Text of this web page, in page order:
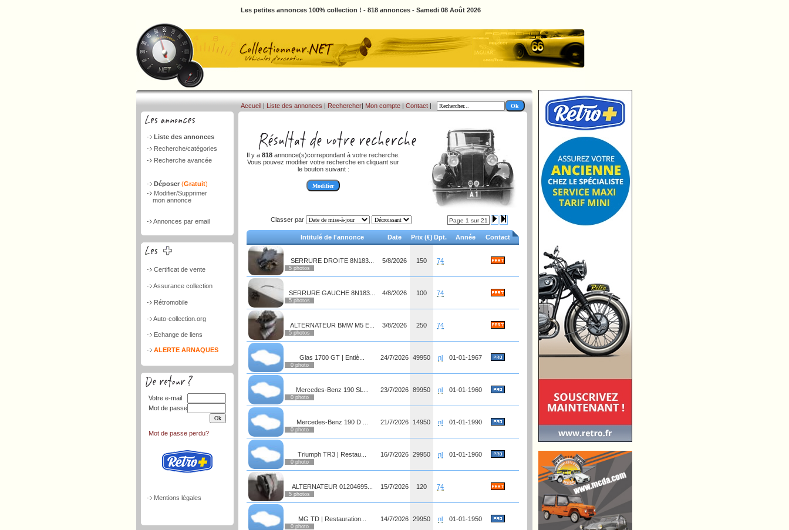
Les petites annonces 100% collection ! - 818 annonces - Samedi 08 Août 2026
Liste des annonces
Recherche/catégories
Recherche avancée
Déposer (Gratuit)
Modifier/Supprimer
mon annonce
Annonces par email
Certificat de vente
Assurance collection
Rétromobile
Auto-collection.org
Echange de liens
ALERTE ARNAQUES
Votre e-mail
Mot de passe
Mot de passe perdu?
Mentions légales
Accueil | Liste des annonces | Rechercher| Mon compte | Contact |
Il y a 818 annonce(s)correpondant à votre recherche.
Vous pouvez modifier votre recherche en cliquant sur
le bouton suivant :
Classer par Page 1 sur 21
Intitulé de l'annonce Date Prix (€) Dpt. Année Contact
SERRURE DROITE 8N183...
5 photos
5/8/2026 150 74
SERRURE GAUCHE 8N183...
5 photos
4/8/2026 100 74
ALTERNATEUR BMW M5 E...
5 photos
3/8/2026 250 74
Glas 1700 GT | Entiè...
0 photo
24/7/2026 49950 nl 01-01-1967
Mercedes-Benz 190 SL...
0 photo
23/7/2026 89950 nl 01-01-1960
Mercedes-Benz 190 D ...
0 photo
21/7/2026 14950 nl 01-01-1990
Triumph TR3 | Restau...
0 photo
16/7/2026 29950 nl 01-01-1960
ALTERNATEUR 01204695...
5 photos
15/7/2026 120 74
MG TD | Restauration...
0 photo
14/7/2026 29950 nl 01-01-1950